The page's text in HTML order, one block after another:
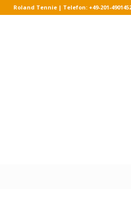
Roland Tennie | Telefon: +49-201-